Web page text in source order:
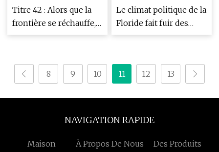
opportunités, défis et
apprentissages
Titre 42 : Alors que la
frontière se réchauffe,
les démocrates se
solution migratoire
Le climat politique de la
Floride fait fuir des
milliers de visiteurs et
8 9 10 11 12 13
NAVIGATION RAPIDE
Maison À Propos De Nous Des Produits